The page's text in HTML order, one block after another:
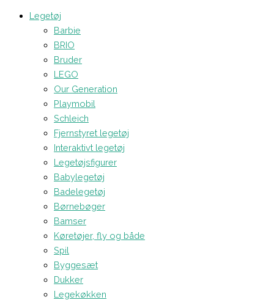
Legetøj
Barbie
BRIO
Bruder
LEGO
Our Generation
Playmobil
Schleich
Fjernstyret legetøj
Interaktivt legetøj
Legetøjsfigurer
Babylegetøj
Badelegetøj
Børnebøger
Bamser
Køretøjer, fly og både
Spil
Byggesæt
Dukker
Legekøkken